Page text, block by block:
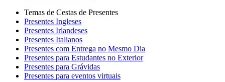
Temas de Cestas de Presentes
Presentes Ingleses
Presentes Irlandeses
Presentes Italianos
Presentes com Entrega no Mesmo Dia
Presentes para Estudantes no Exterior
Presentes para Grávidas
Presentes para eventos virtuais